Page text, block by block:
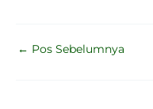
← Pos Sebelumnya